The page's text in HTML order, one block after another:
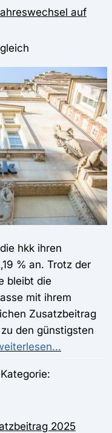
auf
hkk ihren
% an. Trotz der
bleibt die
mit ihrem
Zusatzbeitrag
den günstigsten
2025